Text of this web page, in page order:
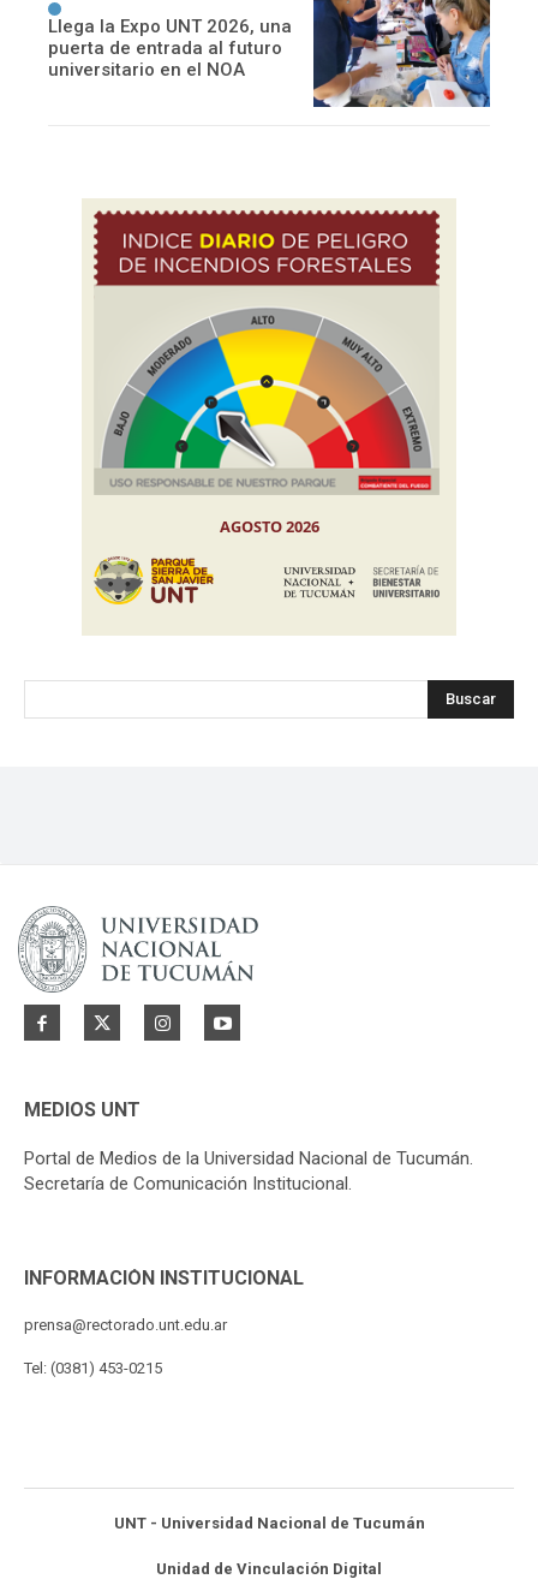
Llega la Expo UNT 2026, una
puerta de entrada al futuro
universitario en el NOA
Buscar
MEDIOS UNT
Portal de Medios de la Universidad Nacional de Tucumán.
Secretaría de Comunicación Institucional.
INFORMACIÓN INSTITUCIONAL
prensa@rectorado.unt.edu.ar
Tel: (0381) 453-0215
UNT - Universidad Nacional de Tucumán
Unidad de Vinculación Digital